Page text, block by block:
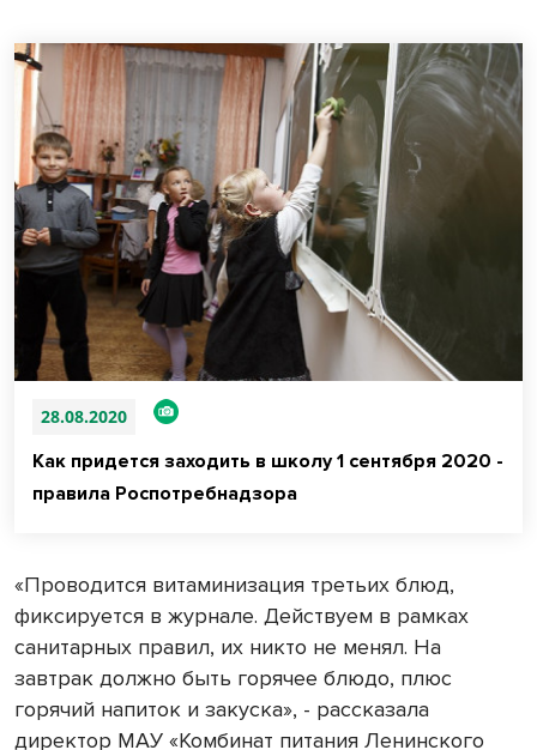
28.08.2020
Как придется заходить в школу 1 сентября 2020 -
правила Роспотребнадзора
«Проводится витаминизация третьих блюд,
фиксируется в журнале. Действуем в рамках
санитарных правил, их никто не менял. На
завтрак должно быть горячее блюдо, плюс
горячий напиток и закуска», - рассказала
директор МАУ «Комбинат питания Ленинского